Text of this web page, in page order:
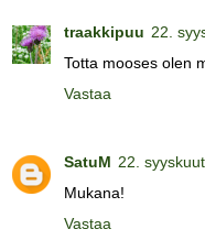
traakkipuu 22.
Totta mooses olen
Vastaa
SatuM 22.
Mukana!
Vastaa